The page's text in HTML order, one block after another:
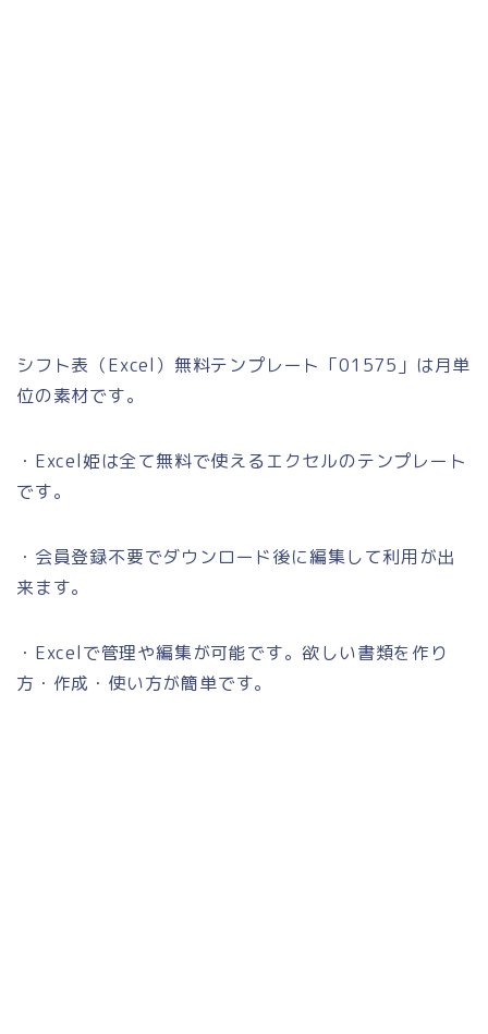
シフト表（Excel）無料テンプレート「01575」は月単
位の素材です。
・Excel姫は全て無料で使えるエクセルのテンプレート
です。
・会員登録不要でダウンロード後に編集して利用が出
来ます。
・Excelで管理や編集が可能です。欲しい書類を作り
方・作成・使い方が簡単です。